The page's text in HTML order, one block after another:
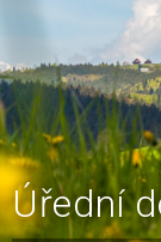
Úřední